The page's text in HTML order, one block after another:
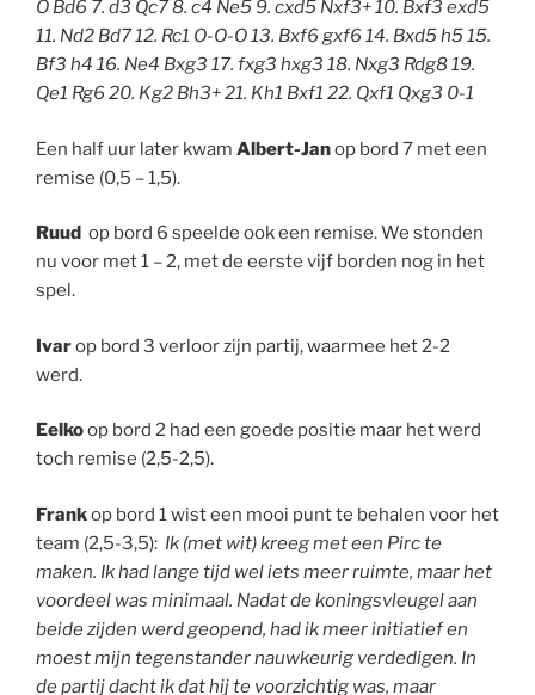
O Bd6 7. d3 Qc7 8. c4 Ne5 9. cxd5 Nxf3+ 10. Bxf3 exd5
11. Nd2 Bd7 12. Rc1 O-O-O 13. Bxf6 gxf6 14. Bxd5 h5 15.
Bf3 h4 16. Ne4 Bxg3 17. fxg3 hxg3 18. Nxg3 Rdg8 19.
Qe1 Rg6 20. Kg2 Bh3+ 21. Kh1 Bxf1 22. Qxf1 Qxg3 0-1
Een half uur later kwam Albert-Janop bord 7 met een
remise (0,5 – 1,5).
Ruud op bord 6 speelde ook een remise. We stonden
nu voor met 1 – 2, met de eerste vijf borden nog in het
spel.
Ivarop bord 3 verloor zijn partij, waarmee het 2-2
werd.
Eelkoop bord 2 had een goede positie maar het werd
toch remise (2,5-2,5).
Frankop bord 1 wist een mooi punt te behalen voor het
team (2,5-3,5): Ik (met wit) kreeg met een Pirc te
maken. Ik had lange tijd wel iets meer ruimte, maar het
voordeel was minimaal. Nadat de koningsvleugel aan
beide zijden werd geopend, had ik meer initiatief en
moest mijn tegenstander nauwkeurig verdedigen. In
de partij dacht ik dat hij te voorzichtig was, maar